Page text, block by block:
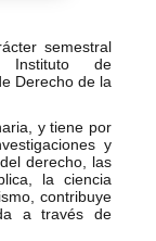
semestral
Instituto de
Derecho de la
y tiene por
y
derecho, las
la ciencia
contribuye
a través de